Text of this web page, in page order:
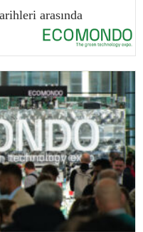
arasında